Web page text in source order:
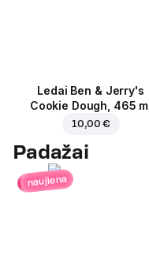
Ledai Ben & Jerry's
Cookie Dough, 465 ml
10,00 €
Padažai
naujiena